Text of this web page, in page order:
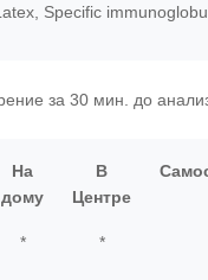
Specific
за 30 мин. до
На
дому
В
Центре
* *